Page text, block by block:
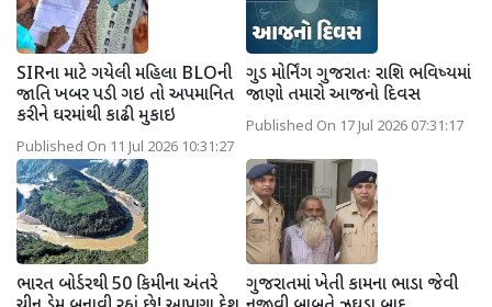
SIRના માટે ગયેલી મહિલા BLOની
જાતિ ખબર પડી ગઇ તો અપમાનિત
કરીને ઘરમાંથી કાઢી મુકાઇ
Published On 11 Jul 2026 10:31:27
ગુડ મોર્નિંગ ગુજરાતઃ રાશિ ભવિષ્યમાં
જાણો તમારો આજનો દિવસ
Published On 17 Jul 2026 07:31:17
ભારત બોર્ડરથી 50 કિમીના અંતરે
ગુજરાતમાં ખેતી કામના ભાડા જેવી